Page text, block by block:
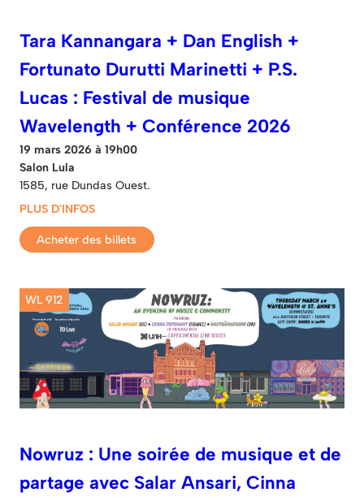
Tara Kannangara + Dan English +
Fortunato Durutti Marinetti + P.S.
Lucas : Festival de musique
Wavelength + Conférence 2026
19 mars 2026 à 19h00
Salon Lula
1585, rue Dundas Ouest.
PLUS D'INFOS
Acheter des billets
WL 912
Nowruz : Une soirée de musique et de
partage avec Salar Ansari, Cinna